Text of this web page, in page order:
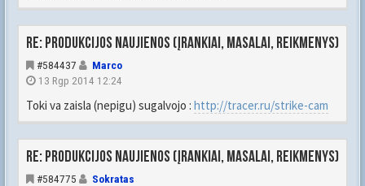
Re: Produkcijos naujienos (įrankiai, masalai, reikmenys)
#584437
Marco
13 Rgp 2014 12:24
Toki va zaisla (nepigu) sugalvojo : http://tracer.ru/strike-cam
Re: Produkcijos naujienos (įrankiai, masalai, reikmenys)
#584775
Sokratas